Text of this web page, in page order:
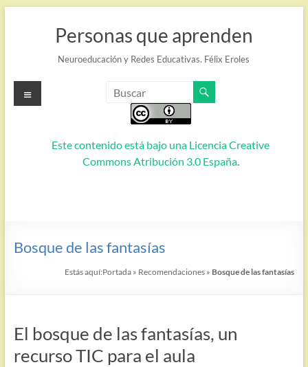
Personas que aprenden
Neuroeducación y Redes Educativas. Félix Eroles
Este contenido está bajo una Licencia Creative
Commons Atribución 3.0 España.
Menú
Bosque de las fantasías
Estás aquí:Portada » Recomendaciones » Bosque de las fantasías
El bosque de las fantasías, un
recurso TIC para el aula